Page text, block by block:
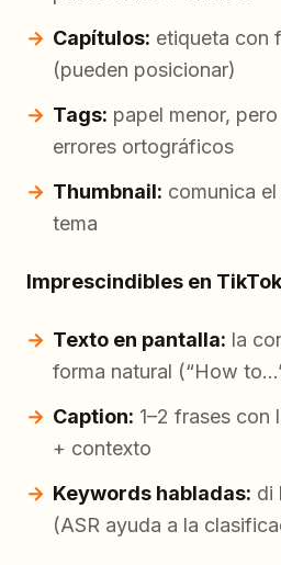
Capítulos: etiqueta con
(pueden posicionar)
Tags: papel menor,
errores ortográficos
Thumbnail: comunica
tema
Imprescindibles en TikTok
Texto en pantalla: la
forma natural (“How
Caption: 1–2 frases con
+ contexto
Keywords habladas: di
(ASR ayuda a la